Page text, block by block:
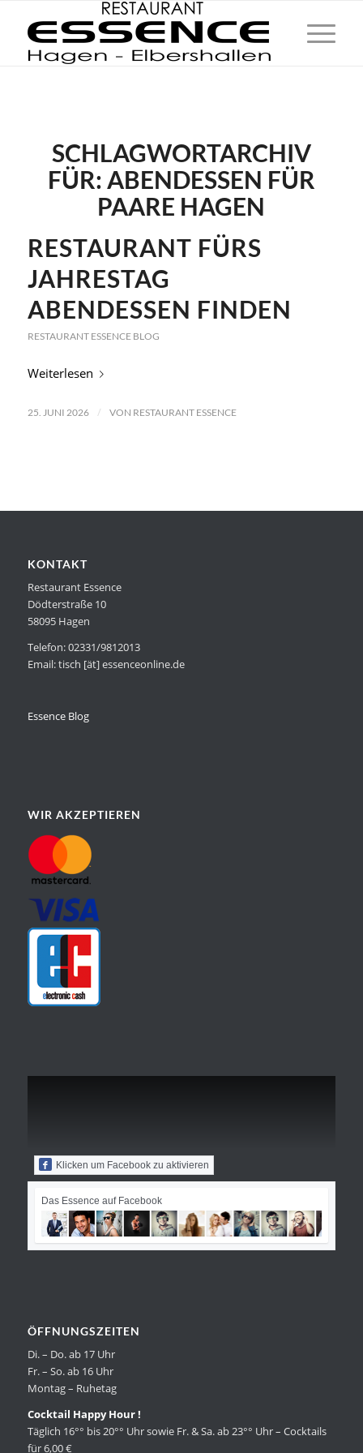
SCHLAGWORTARCHIV
FÜR: ABENDESSEN FÜR
PAARE HAGEN
RESTAURANT FÜRS
JAHRESTAG
ABENDESSEN FINDEN
RESTAURANT ESSENCE BLOG
Weiterlesen
25. JUNI 2026 / VON RESTAURANT ESSENCE
KONTAKT
Restaurant Essence
Dödterstraße 10
58095 Hagen
Telefon: 02331/9812013
Email: tisch [ät] essenceonline.de
Essence Blog
WIR AKZEPTIEREN
Klicken um Facebook zu aktivieren
Das Essence auf Facebook
ÖFFNUNGSZEITEN
Di. – Do. ab 17 Uhr
Fr. – So. ab 16 Uhr
Montag – Ruhetag
Cocktail Happy Hour !
Täglich 16°° bis 20°° Uhr sowie Fr. & Sa. ab 23°° Uhr – Cocktails
für 6,00 €